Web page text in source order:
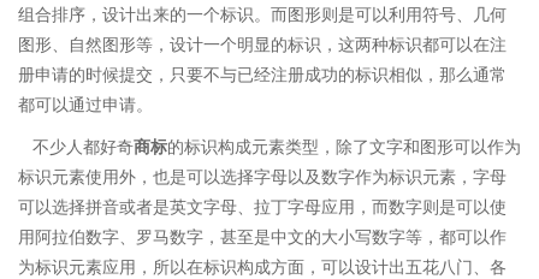
组合排序，设计出来的一个标识。而图形则是可以利用符号、几何
图形、自然图形等，设计一个明显的标识，这两种标识都可以在注
册申请的时候提交，只要不与已经注册成功的标识相似，那么通常
都可以通过申请。
不少人都好奇商标的标识构成元素类型，除了文字和图形可以作为
标识元素使用外，也是可以选择字母以及数字作为标识元素，字母
可以选择拼音或者是英文字母、拉丁字母应用，而数字则是可以使
用阿拉伯数字、罗马数字，甚至是中文的大小写数字等，都可以作
为标识元素应用，所以在标识构成方面，可以设计出五花八门、各